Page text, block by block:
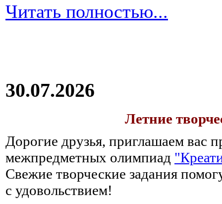
Читать полностью...
30.07.2026
Летние
Дорогие друзья, приглашаем вас
межпредметных олимпиад
Свежие творческие задания
с удовольствием!